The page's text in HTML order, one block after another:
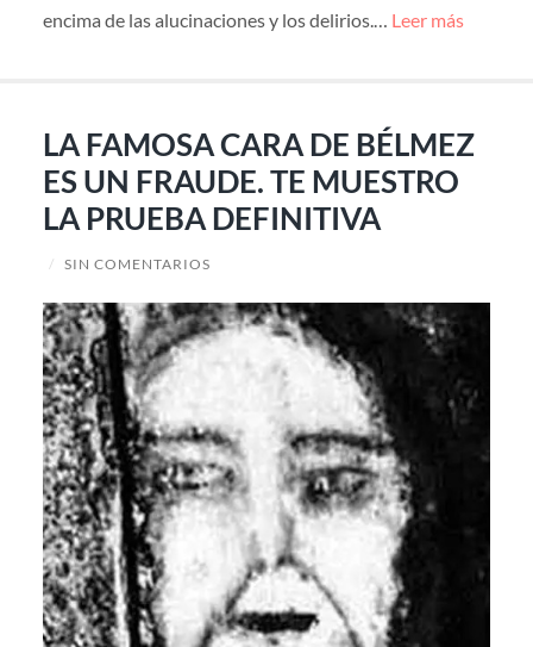
encima de las alucinaciones y los delirios.… Leer más
LA FAMOSA CARA DE BÉLMEZ
ES UN FRAUDE. TE MUESTRO
LA PRUEBA DEFINITIVA
/ SIN COMENTARIOS